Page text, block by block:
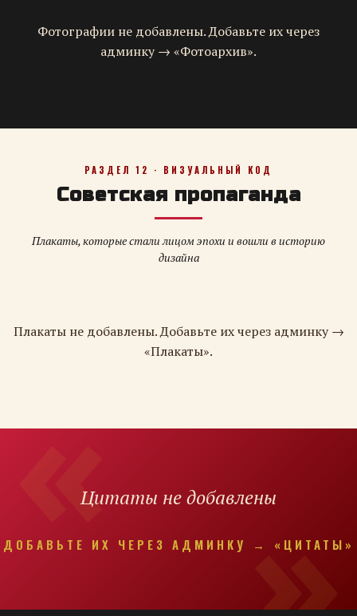
Фотографии не добавлены. Добавьте их через
админку → «Фотоархив».
РАЗДЕЛ 12 · ВИЗУАЛЬНЫЙ КОД
Советская пропаганда
Плакаты, которые стали лицом эпохи и вошли в историю
дизайна
Плакаты не добавлены. Добавьте их через админку →
«Плакаты».
Цитаты не добавлены
ДОБАВЬТЕ ИХ ЧЕРЕЗ АДМИНКУ → «ЦИТАТЫ»